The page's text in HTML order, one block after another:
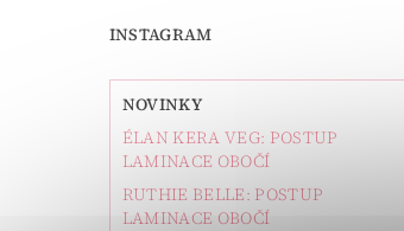
INSTAGRAM
NOVINKY
ÉLAN KERA VEG: POSTUP
LAMINACE OBOČÍ
RUTHIE BELLE: POSTUP
LAMINACE OBOČÍ